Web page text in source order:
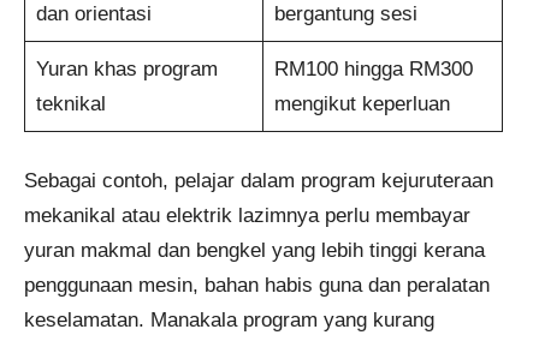
dan orientasi bergantung sesi
Yuran khas program
teknikal
RM100 hingga RM300
mengikut keperluan
Sebagai contoh, pelajar dalam program kejuruteraan
mekanikal atau elektrik lazimnya perlu membayar
yuran makmal dan bengkel yang lebih tinggi kerana
penggunaan mesin, bahan habis guna dan peralatan
keselamatan. Manakala program yang kurang